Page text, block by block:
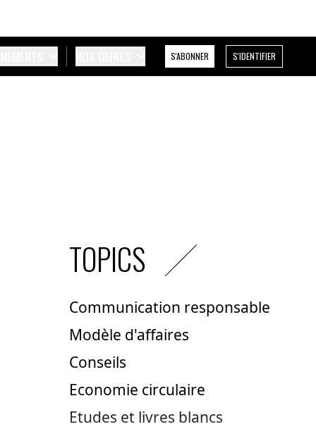
S'ABONNER S'IDENTIFIER
TOPICS
Communication responsable
Modèle d'affaires
Conseils
Economie circulaire
Etudes et livres blancs